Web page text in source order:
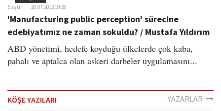
Eleştiri 26.07.2012 19:28
'Manufacturing public perception' sürecine
edebiyatımız ne zaman sokuldu? / Mustafa Yıldırım
ABD yönetimi, hedefe koyduğu ülkelerde çok kaba,
pahalı ve aptalca olan askeri darbeler uygulamasını...
KÖŞE YAZILARI YAZARLAR